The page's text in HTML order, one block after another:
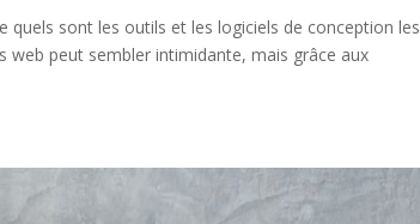
quels sont les outils et les logiciels de conception les
web peut sembler intimidante, mais grâce aux